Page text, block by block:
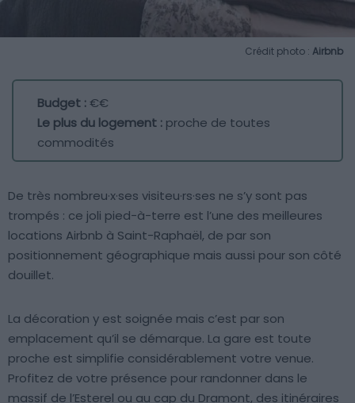
Crédit photo : Airbnb
Budget :€€
Le plus du logement : proche de toutes
commodités
De très nombreu·x·ses visiteu·rs·ses ne s’y sont pas
trompés : ce joli pied-à-terre est l’une des meilleures
locations Airbnb à Saint-Raphaël, de par son
positionnement géographique mais aussi pour son côté
douillet.
La décoration y est soignée mais c’est par son
emplacement qu’il se démarque. La gare est toute
proche est simplifie considérablement votre venue.
Profitez de votre présence pour randonner dans le
massif de l’Esterel ou au cap du Dramont, des itinéraires